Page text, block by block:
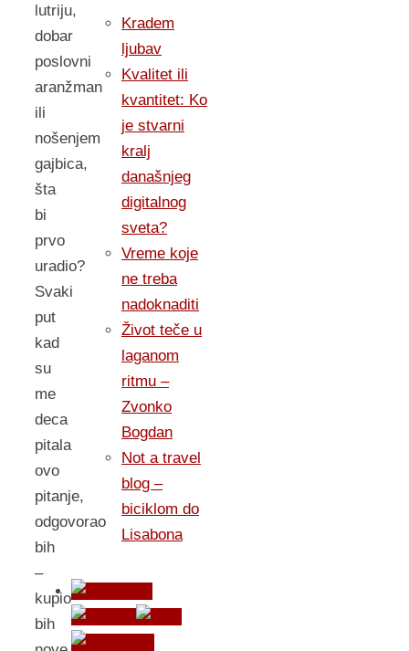
lutriju,
dobar
poslovni
aranžman
ili
nošenjem
gajbica,
šta
bi
prvo
uradio?
Svaki
put
kad
su
me
deca
pitala
ovo
pitanje,
odgovorao
bih
–
kupio
bih
Kradem
ljubav
Kvalitet ili
kvantitet: Ko
je stvarni
kralj
današnjeg
digitalnog
sveta?
Vreme koje
ne treba
nadoknaditi
Život teče u
laganom
ritmu –
Zvonko
Bogdan
Not a travel
blog –
biciklom do
Lisabona